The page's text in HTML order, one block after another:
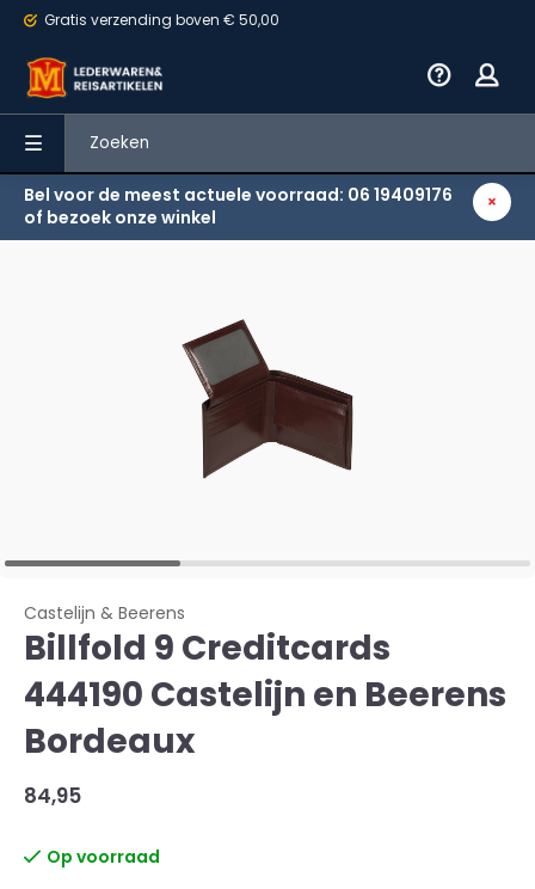
Gratis verzending boven € 50,00
Bel voor de meest actuele voorraad: 06 19409176
of bezoek onze winkel
Terug
Castelijn & Beerens
Billfold 9 Creditcards
444190 Castelijn en Beerens
Bordeaux
84,95
Op voorraad